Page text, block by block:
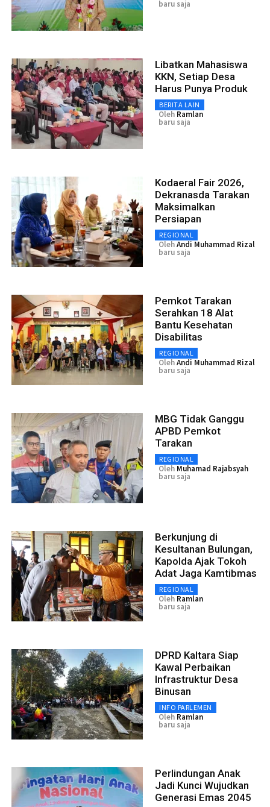
baru saja
Libatkan Mahasiswa
KKN, Setiap Desa
Harus Punya Produk
BERITA LAIN
Oleh Ramlan
baru saja
Kodaeral Fair 2026,
Dekranasda Tarakan
Maksimalkan
Persiapan
REGIONAL
OlehAndi Muhammad Rizal
baru saja
Pemkot Tarakan
Serahkan 18 Alat
Bantu Kesehatan
Disabilitas
REGIONAL
OlehAndi Muhammad Rizal
baru saja
MBG Tidak Ganggu
APBD Pemkot
Tarakan
REGIONAL
Oleh Muhamad Rajabsyah
baru saja
Berkunjung di
Kesultanan Bulungan,
Kapolda Ajak Tokoh
Adat Jaga Kamtibmas
REGIONAL
Oleh Ramlan
baru saja
DPRD Kaltara Siap
Kawal Perbaikan
Infrastruktur Desa
Binusan
INFO PARLEMEN
Oleh Ramlan
baru saja
Perlindungan Anak
Jadi Kunci Wujudkan
Generasi Emas 2045